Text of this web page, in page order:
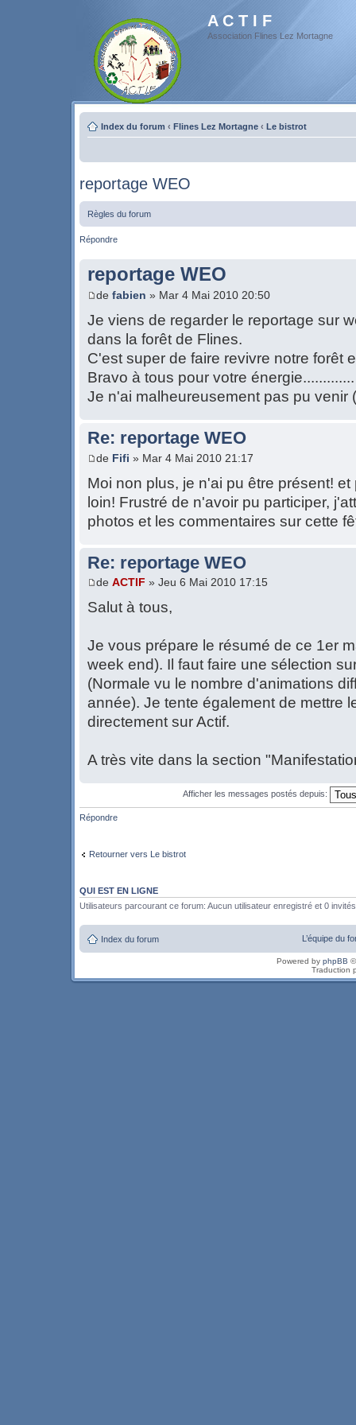
A C T I F
Association Flines Lez Mortagne
Index du forum ‹ Flines Lez Mortagne ‹ Le bistrot
reportage WEO
Règles du forum
Répondre
reportage WEO
de fabien » Mar 4 Mai 2010 20:50
Je viens de regarder le reportage sur
dans la forêt de Flines.
C'est super de faire revivre notre forêt
Bravo à tous pour votre énergie.............
Je n'ai malheureusement pas pu venir
Re: reportage WEO
de Fifi » Mar 4 Mai 2010 21:17
Moi non plus, je n'ai pu être présent!
loin! Frustré de n'avoir pu participer,
photos et les commentaires sur cette
Re: reportage WEO
de ACTIF » Jeu 6 Mai 2010 17:15
Salut à tous,
Je vous prépare le résumé de ce 1er
week end). Il faut faire une sélection
(Normale vu le nombre d'animations
année). Je tente également de mettre
directement sur Actif.
A très vite dans la section
Afficher les messages postés depuis:
Répondre
Retourner vers Le bistrot
QUI EST EN LIGNE
Utilisateurs parcourant ce forum: Aucun utilisateur enregistré et 0 invités
Index du forum L’équipe du
Powered by phpBB
Traduction